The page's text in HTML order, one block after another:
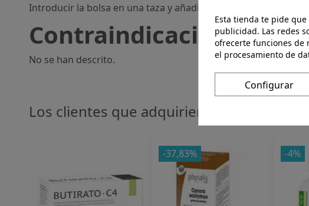
Introducir la bolsa en una taza y añadir 200 ml de agua
Contraindicaciones:
No se han descrito.
Los clientes que adquirieron este
-37,83% -4%
Esta tienda te pide
publicidad. Las redes
ofrecerte funciones de
el procesamiento de
Configurar